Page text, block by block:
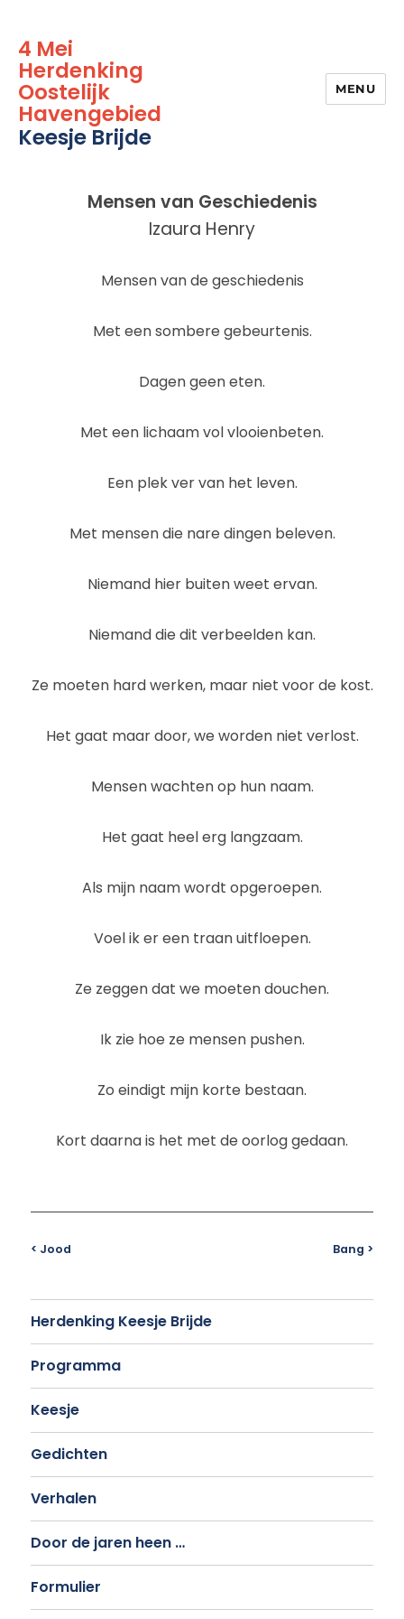
4 Mei
Herdenking
Oostelijk
Havengebied
Keesje Brijde
MENU
Mensen van Geschiedenis
Izaura Henry
Mensen van de geschiedenis
Met een sombere gebeurtenis.
Dagen geen eten.
Met een lichaam vol vlooienbeten.
Een plek ver van het leven.
Met mensen die nare dingen beleven.
Niemand hier buiten weet ervan.
Niemand die dit verbeelden kan.
Ze moeten hard werken, maar niet voor de kost.
Het gaat maar door, we worden niet verlost.
Mensen wachten op hun naam.
Het gaat heel erg langzaam.
Als mijn naam wordt opgeroepen.
Voel ik er een traan uitfloepen.
Ze zeggen dat we moeten douchen.
Ik zie hoe ze mensen pushen.
Zo eindigt mijn korte bestaan.
Kort daarna is het met de oorlog gedaan.
< Jood Bang >
Herdenking Keesje Brijde
Programma
Keesje
Gedichten
Verhalen
Door de jaren heen …
Formulier